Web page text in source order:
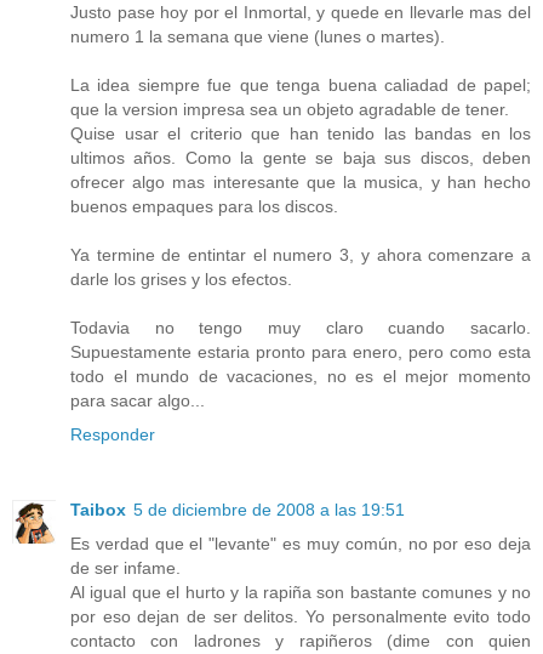
Justo pase hoy por el Inmortal, y quede en llevarle mas del
numero 1 la semana que viene (lunes o martes).
La idea siempre fue que tenga buena caliadad de papel;
que la version impresa sea un objeto agradable de tener.
Quise usar el criterio que han tenido las bandas en los
ultimos años. Como la gente se baja sus discos, deben
ofrecer algo mas interesante que la musica, y han hecho
buenos empaques para los discos.
Ya termine de entintar el numero 3, y ahora comenzare a
darle los grises y los efectos.
Todavia no tengo muy claro cuando sacarlo.
Supuestamente estaria pronto para enero, pero como esta
todo el mundo de vacaciones, no es el mejor momento
para sacar algo...
Responder
Taibox 5 de diciembre de 2008 a las 19:51
Es verdad que el "levante" es muy común, no por eso deja
de ser infame.
Al igual que el hurto y la rapiña son bastante comunes y no
por eso dejan de ser delitos. Yo personalmente evito todo
contacto con ladrones y rapiñeros (dime con quien